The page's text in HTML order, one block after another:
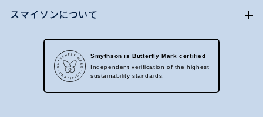
スマイソンについて
Smythson is Butterfly Mark certified
Independent verification of the highest
sustainability standards.